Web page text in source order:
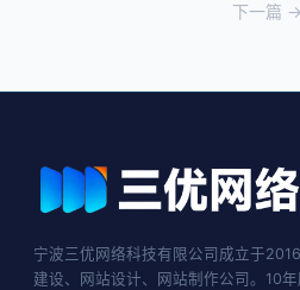
下一篇 →
宁波三优网络科技有限公司成立于
建设、网站设计、网站制作公司。10